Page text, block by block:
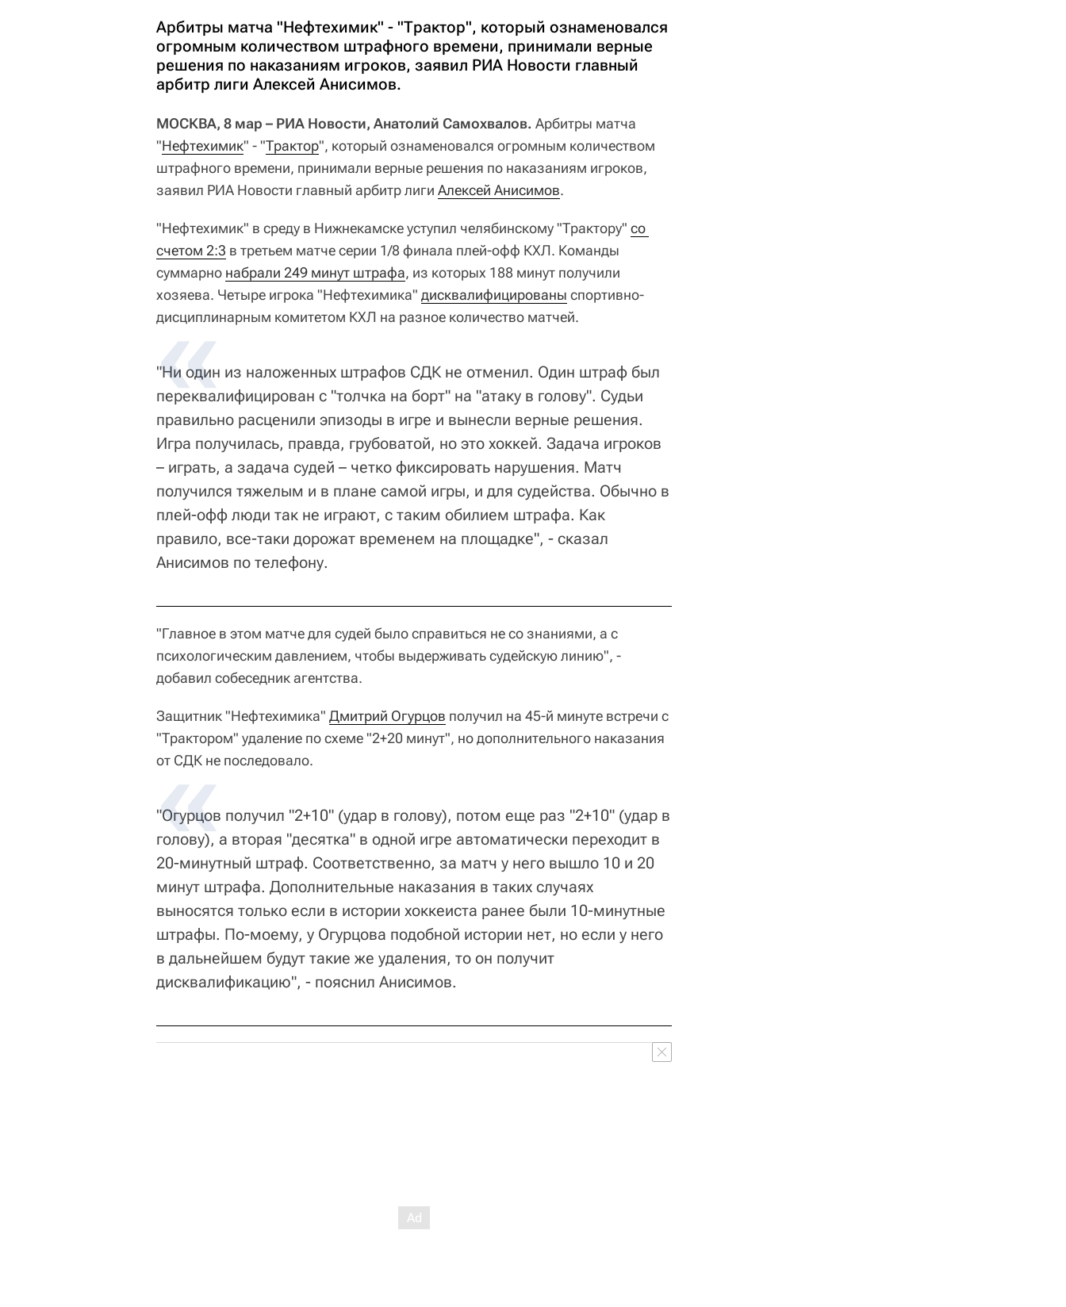
Арбитры матча "Нефтехимик" - "Трактор", который ознаменовался
огромным количеством штрафного времени, принимали верные
решения по наказаниям игроков, заявил РИА Новости главный
арбитр лиги Алексей Анисимов.
МОСКВА, 8 мар – РИА Новости, Анатолий Самохвалов. Арбитры матча
"Нефтехимик" - "Трактор", который ознаменовался огромным количеством
штрафного времени, принимали верные решения по наказаниям игроков,
заявил РИА Новости главный арбитр лиги Алексей Анисимов.
"Нефтехимик" в среду в Нижнекамске уступил челябинскому "Трактору" со
счетом 2:3 в третьем матче серии 1/8 финала плей-офф КХЛ. Команды
суммарно набрали 249 минут штрафа, из которых 188 минут получили
хозяева. Четыре игрока "Нефтехимика" дисквалифицированы спортивно-
дисциплинарным комитетом КХЛ на разное количество матчей.
"Ни один из наложенных штрафов СДК не отменил. Один штраф был
переквалифицирован с "толчка на борт" на "атаку в голову". Судьи
правильно расценили эпизоды в игре и вынесли верные решения.
Игра получилась, правда, грубоватой, но это хоккей. Задача игроков
– играть, а задача судей – четко фиксировать нарушения. Матч
получился тяжелым и в плане самой игры, и для судейства. Обычно в
плей-офф люди так не играют, с таким обилием штрафа. Как
правило, все-таки дорожат временем на площадке", - сказал
Анисимов по телефону.
"Главное в этом матче для судей было справиться не со знаниями, а с
психологическим давлением, чтобы выдерживать судейскую линию", -
добавил собеседник агентства.
Защитник "Нефтехимика" Дмитрий Огурцов получил на 45-й минуте встречи с
"Трактором" удаление по схеме "2+20 минут", но дополнительного наказания
от СДК не последовало.
"Огурцов получил "2+10" (удар в голову), потом еще раз "2+10" (удар в
голову), а вторая "десятка" в одной игре автоматически переходит в
20-минутный штраф. Соответственно, за матч у него вышло 10 и 20
минут штрафа. Дополнительные наказания в таких случаях
выносятся только если в истории хоккеиста ранее были 10-минутные
штрафы. По-моему, у Огурцова подобной истории нет, но если у него
в дальнейшем будут такие же удаления, то он получит
дисквалификацию", - пояснил Анисимов.